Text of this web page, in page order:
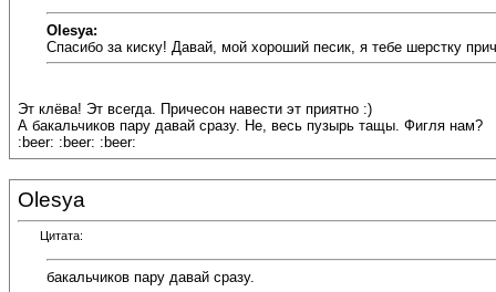
Olesya:
Спасибо за киску! Давай, мой хороший песик, я тебе шерстку
Эт клёва! Эт всегда. Причесон навести эт приятно :)
А бакальчиков пару давай сразу. Не, весь пузырь тащы. Фигля нам?
:beer: :beer: :beer:
Olesya
Цитата:
бакальчиков пару давай сразу.